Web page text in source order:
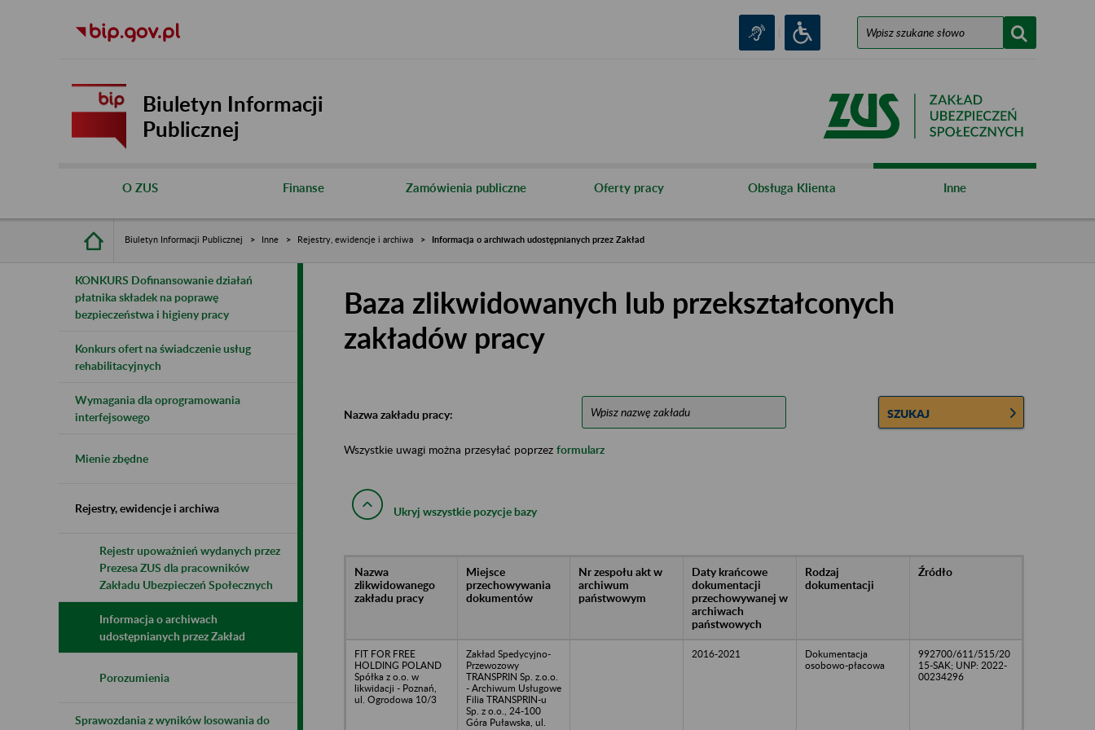
Biuletyn Informacji
Publicznej
O ZUS Finanse Zamówienia publiczne Oferty pracy Obsługa Klienta Inne
Biuletyn Informacji Publicznej Inne Rejestry, ewidencje i archiwa Informacja o archiwach udostępnianych przez Zakład
KONKURS Dofinansowanie działań
płatnika składek na poprawę
bezpieczeństwa i higieny pracy
Konkurs ofert na świadczenie usług
rehabilitacyjnych
Wymagania dla oprogramowania
interfejsowego
Mienie zbędne
Rejestry, ewidencje i archiwa
Rejestr upoważnień wydanych przez
Prezesa ZUS dla pracowników
Zakładu Ubezpieczeń Społecznych
Informacja o archiwach
udostępnianych przez Zakład
Porozumienia
Sprawozdania z wyników losowania do
Baza zlikwidowanych lub przekształconych
zakładów pracy
Nazwa zakładu pracy: SZUKAJ
Wszystkie uwagi można przesyłać poprzez formularz
Ukryj wszystkie pozycje bazy
Nazwa
zlikwidowanego
zakładu pracy
Miejsce
przechowywania
dokumentów
Nr zespołu akt w
archiwum
państwowym
Daty krańcowe
dokumentacji
przechowywanej w
archiwach
państwowych
Rodzaj
dokumentacji
Źródło
FIT FOR FREE
HOLDING POLAND
Spółka z o.o. w
likwidacji - Poznań,
ul. Ogrodowa 10/3
Zakład Spedycyjno-
Przewozowy
TRANSPRIN Sp. z.o.o.
- Archiwum Usługowe
Filia TRANSPRIN-u
Sp. z o.o., 24-100
Góra Puławska, ul.
2016-2021
Dokumentacja
osobowo-płacowa
992700/611/515/20
15-SAK; UNP: 2022-
00234296